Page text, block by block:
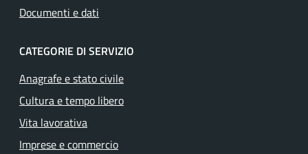
Documenti e dati
CATEGORIE DI SERVIZIO
Anagrafe e stato civile
Cultura e tempo libero
Vita lavorativa
Imprese e commercio